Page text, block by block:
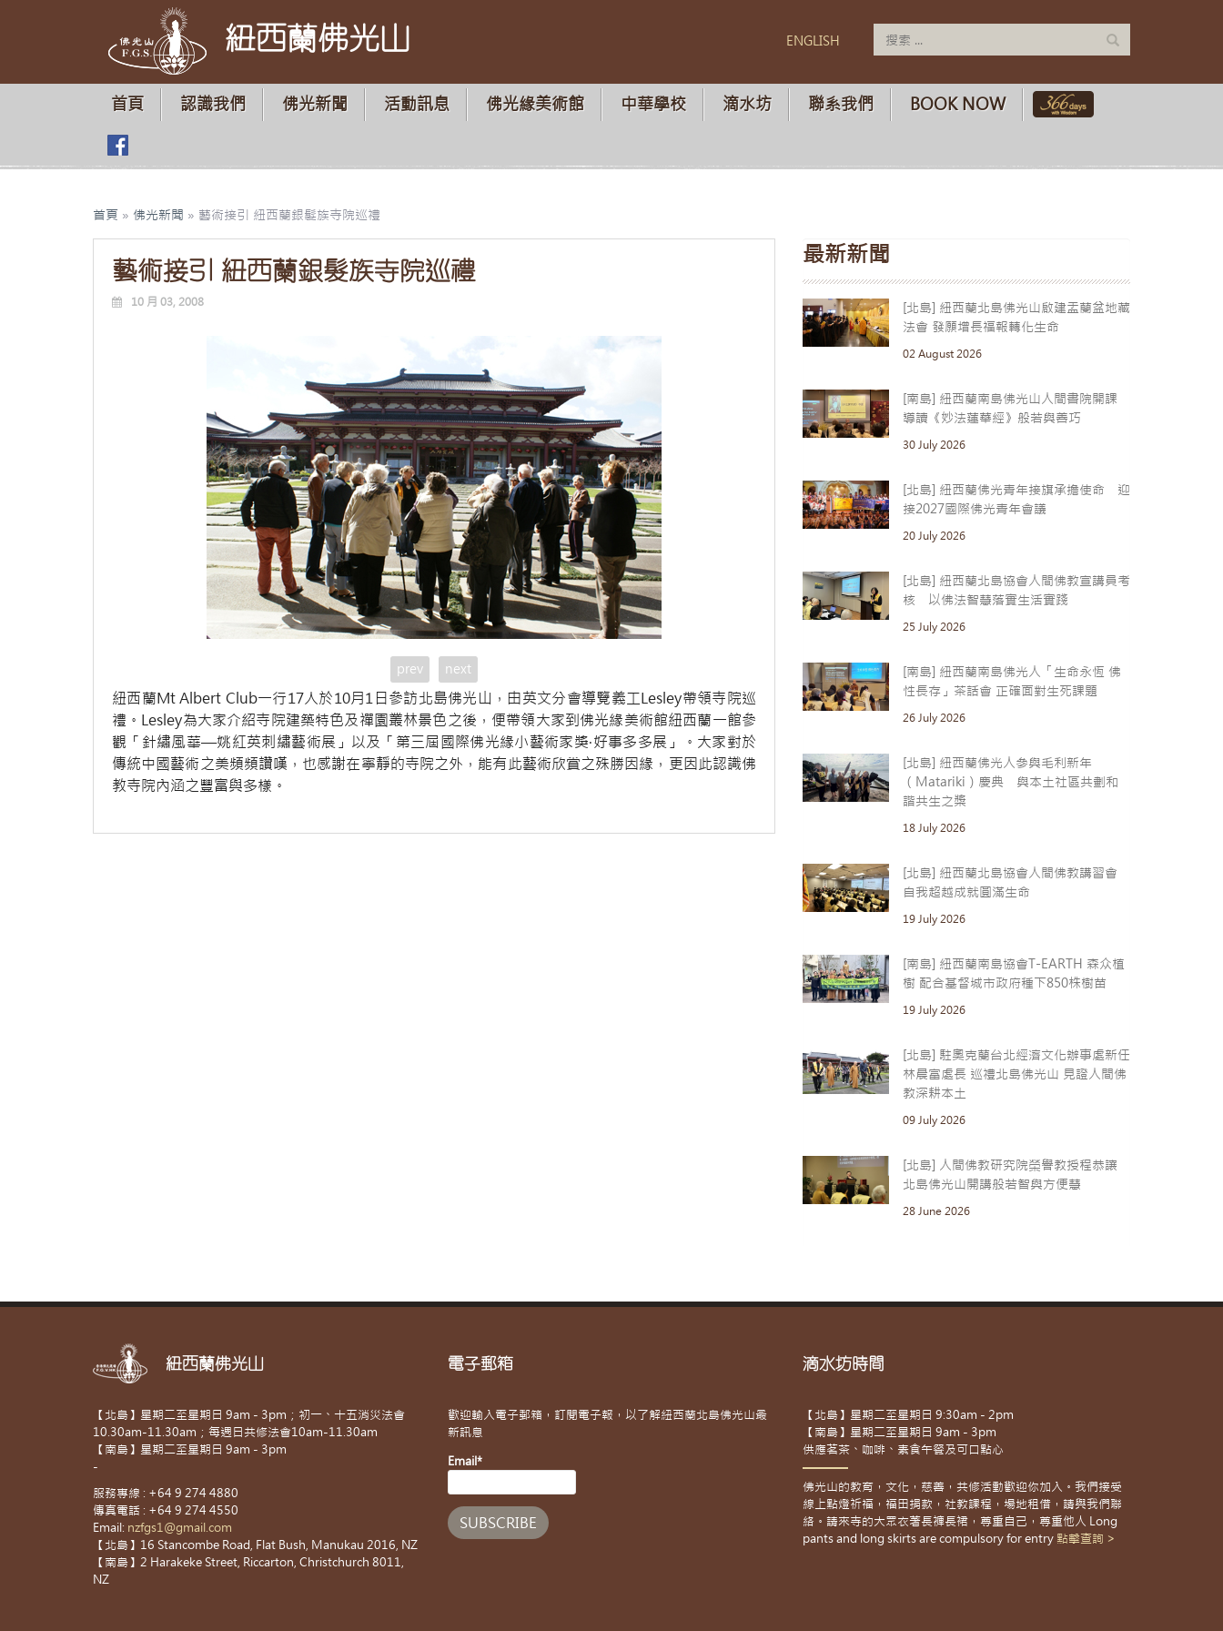
紐西蘭佛光山 ENGLISH
首頁 認識我們 佛光新聞 活動訊息 佛光緣美術館 中華學校 滴水坊 聯系我們 BOOK NOW
首頁 » 佛光新聞 » 藝術接引 紐西蘭銀髮族寺院巡禮
藝術接引 紐西蘭銀髮族寺院巡禮
10 月 03, 2008
prev next
紐西蘭Mt Albert Club一行17人於10月1日參訪北島佛光山，由英文分會導覽義工Lesley帶領寺院巡
禮。Lesley為大家介紹寺院建築特色及禪園叢林景色之後，便帶領大家到佛光緣美術館紐西蘭一館參
觀「針繡風華—姚紅英刺繡藝術展」以及「第三屆國際佛光緣小藝術家獎‧好事多多展」。大家對於
傳統中國藝術之美頻頻讚嘆，也感謝在寧靜的寺院之外，能有此藝術欣賞之殊勝因緣，更因此認識佛
教寺院內涵之豐富與多樣。
最新新聞
[北島] 紐西蘭北島佛光山啟建盂蘭盆地藏
法會 發願增長福報轉化生命
02 August 2026
[南島] 紐西蘭南島佛光山人間書院開課
導讀《妙法蓮華經》般若與善巧
30 July 2026
[北島] 紐西蘭佛光青年接旗承擔使命 迎
接2027國際佛光青年會議
20 July 2026
[北島] 紐西蘭北島協會人間佛教宣講員考
核 以佛法智慧落實生活實踐
25 July 2026
[南島] 紐西蘭南島佛光人「生命永恆 佛
性長存」茶話會 正確面對生死課題
26 July 2026
[北島] 紐西蘭佛光人參與毛利新年
（Matariki）慶典 與本土社區共劃和
諧共生之槳
18 July 2026
[北島] 紐西蘭北島協會人間佛教講習會
自我超越成就圓滿生命
19 July 2026
[南島] 紐西蘭南島協會T-EARTH 森众植
樹 配合基督城市政府種下850株樹苗
19 July 2026
[北島] 駐奧克蘭台北經濟文化辦事處新任
林晨富處長 巡禮北島佛光山 見證人間佛
教深耕本土
09 July 2026
[北島] 人間佛教研究院榮譽教授程恭讓
北島佛光山開講般若智與方便慧
28 June 2026
紐西蘭佛光山
【北島】星期二至星期日 9am - 3pm；初一、十五消災法會
10.30am-11.30am；每週日共修法會10am-11.30am
【南島】星期二至星期日 9am - 3pm
-
服務專線 : +64 9 274 4880
傳真電話 : +64 9 274 4550
Email: nzfgs1@gmail.com
【北島】16 Stancombe Road, Flat Bush, Manukau 2016, NZ
【南島】2 Harakeke Street, Riccarton, Christchurch 8011,
NZ
電子郵箱
歡迎輸入電子郵箱，訂閱電子報，以了解紐西蘭北島佛光山最
新訊息
Email*
滴水坊時間
【北島】星期二至星期日 9:30am - 2pm
【南島】星期二至星期日 9am - 3pm
供應茗茶、咖啡、素食午餐及可口點心
佛光山的教育，文化，慈善，共修活動歡迎你加入。我們接受
線上點燈祈福，福田捐款，社教課程，場地租借，請與我們聯
絡。請來寺的大眾衣著長褲長裙，尊重自己，尊重他人 Long
pants and long skirts are compulsory for entry 點擊查詢 >